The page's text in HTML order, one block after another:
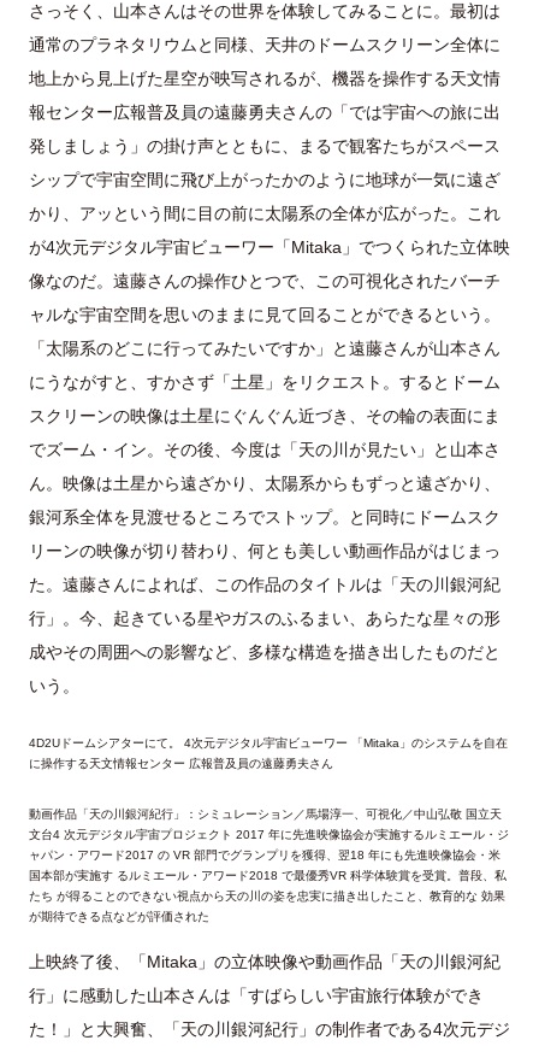
さっそく、山本さんはその世界を体験してみることに。最初は
通常のプラネタリウムと同様、天井のドームスクリーン全体に
地上から見上げた星空が映写されるが、機器を操作する天文情
報センター広報普及員の遠藤勇夫さんの「では宇宙への旅に出
発しましょう」の掛け声とともに、まるで観客たちがスペース
シップで宇宙空間に飛び上がったかのように地球が一気に遠ざ
かり、アッという間に目の前に太陽系の全体が広がった。これ
が4次元デジタル宇宙ビューワー「Mitaka」でつくられた立体映
像なのだ。遠藤さんの操作ひとつで、この可視化されたバーチ
ャルな宇宙空間を思いのままに見て回ることができるという。
「太陽系のどこに行ってみたいですか」と遠藤さんが山本さん
にうながすと、すかさず「土星」をリクエスト。するとドーム
スクリーンの映像は土星にぐんぐん近づき、その輪の表面にま
でズーム・イン。その後、今度は「天の川が見たい」と山本さ
ん。映像は土星から遠ざかり、太陽系からもずっと遠ざかり、
銀河系全体を見渡せるところでストップ。と同時にドームスク
リーンの映像が切り替わり、何とも美しい動画作品がはじまっ
た。遠藤さんによれば、この作品のタイトルは「天の川銀河紀
行」。今、起きている星やガスのふるまい、あらたな星々の形
成やその周囲への影響など、多様な構造を描き出したものだと
いう。
4D2Uドームシアターにて。 4次元デジタル宇宙ビューワー 「Mitaka」のシステムを自在
に操作する天文情報センター 広報普及員の遠藤勇夫さん
動画作品「天の川銀河紀行」：シミュレーション／馬場淳一、可視化／中山弘敬 国立天
文台4 次元デジタル宇宙プロジェクト 2017 年に先進映像協会が実施するルミエール・ジ
ャパン・アワード2017 の VR 部門でグランプリを獲得、翌18 年にも先進映像協会・米
国本部が実施す るルミエール・アワード2018 で最優秀VR 科学体験賞を受賞。普段、私
たち が得ることのできない視点から天の川の姿を忠実に描き出したこと、教育的な 効果
が期待できる点などが評価された
上映終了後、「Mitaka」の立体映像や動画作品「天の川銀河紀
行」に感動した山本さんは「すばらしい宇宙旅行体験ができ
た！」と大興奮、「天の川銀河紀行」の制作者である4次元デジ